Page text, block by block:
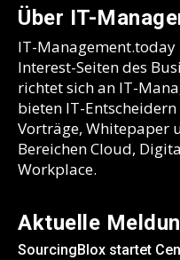
Über IT-
IT-Management.today
Interest-Seiten des
richtet sich an IT-
bieten IT-
Vorträge, Whitepaper
Bereichen Cloud,
Workplace.
Aktuelle
SourcingBlox startet